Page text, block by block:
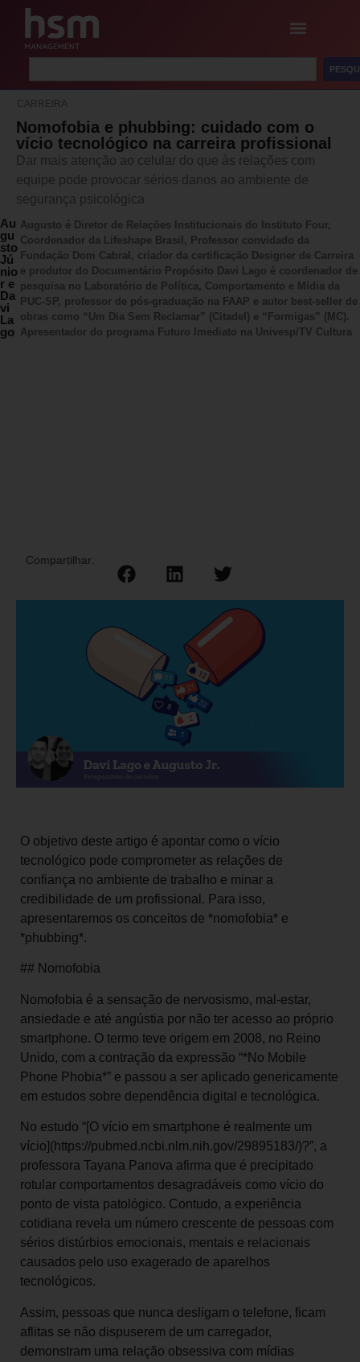
CARREIRA
Nomofobia e phubbing: cuidado com o
vício tecnológico na carreira profissional
Dar mais atenção ao celular do que às relações com
equipe pode provocar sérios danos ao ambiente de
segurança psicológica
Au
gu
sto
Jú
nio
r e
Da
vi
La
go
Augusto é Diretor de Relações Institucionais do Instituto Four,
Coordenador da Lifeshape Brasil, Professor convidado da
Fundação Dom Cabral, criador da certificação Designer de Carreira
e produtor do Documentário Propósito Davi Lago é coordenador de
pesquisa no Laboratório de Política, Comportamento e Mídia da
PUC-SP, professor de pós-graduação na FAAP e autor best-seller de
obras como “Um Dia Sem Reclamar” (Citadel) e “Formigas” (MC).
Apresentador do programa Futuro Imediato na Univesp/TV Cultura
Compartilhar:
O objetivo deste artigo é apontar como o vício
tecnológico pode comprometer as relações de
confiança no ambiente de trabalho e minar a
credibilidade de um profissional. Para isso,
apresentaremos os conceitos de *nomofobia* e
*phubbing*.
## Nomofobia
Nomofobia é a sensação de nervosismo, mal-estar,
ansiedade e até angústia por não ter acesso ao próprio
smartphone. O termo teve origem em 2008, no Reino
Unido, com a contração da expressão “*No Mobile
Phone Phobia*” e passou a ser aplicado genericamente
em estudos sobre dependência digital e tecnológica.
No estudo “[O vício em smartphone é realmente um
vício](https://pubmed.ncbi.nlm.nih.gov/29895183/)?”, a
professora Tayana Panova afirma que é precipitado
rotular comportamentos desagradáveis como vício do
ponto de vista patológico. Contudo, a experiência
cotidiana revela um número crescente de pessoas com
sérios distúrbios emocionais, mentais e relacionais
causados pelo uso exagerado de aparelhos
tecnológicos.
Assim, pessoas que nunca desligam o telefone, ficam
aflitas se não dispuserem de um carregador,
demonstram uma relação obsessiva com mídias